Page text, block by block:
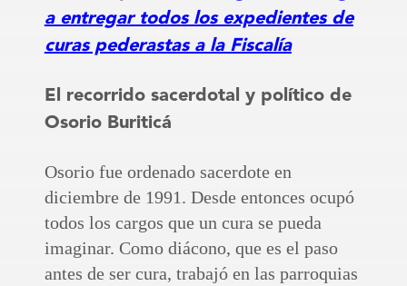
a entregar todos los expedientes de
curas pederastas a la Fiscalía
El recorrido sacerdotal y político de
Osorio Buriticá
Osorio fue ordenado sacerdote en
diciembre de 1991. Desde entonces ocupó
todos los cargos que un cura se pueda
imaginar. Como diácono, que es el paso
antes de ser cura, trabajó en las parroquias